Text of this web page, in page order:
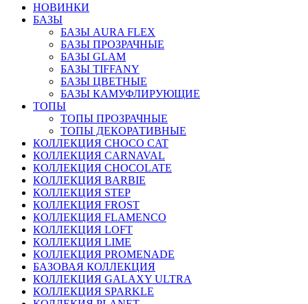
НОВИНКИ
БАЗЫ
БАЗЫ AURA FLEX
БАЗЫ ПРОЗРАЧНЫЕ
БАЗЫ GLAM
БАЗЫ TIFFANY
БАЗЫ ЦВЕТНЫЕ
БАЗЫ КАМУФЛИРУЮЩИЕ
ТОПЫ
ТОПЫ ПРОЗРАЧНЫЕ
ТОПЫ ДЕКОРАТИВНЫЕ
КОЛЛЕКЦИЯ CHOCO CAT
КОЛЛЕКЦИЯ CARNAVAL
КОЛЛЕКЦИЯ CHOCOLATE
КОЛЛЕКЦИЯ BARBIE
КОЛЛЕКЦИЯ STEP
КОЛЛЕКЦИЯ FROST
КОЛЛЕКЦИЯ FLAMENCO
КОЛЛЕКЦИЯ LOFT
КОЛЛЕКЦИЯ LIME
КОЛЛЕКЦИЯ PROMENADE
БАЗОВАЯ КОЛЛЕКЦИЯ
КОЛЛЕКЦИЯ GALAXY ULTRA
КОЛЛЕКЦИЯ SPARKLE